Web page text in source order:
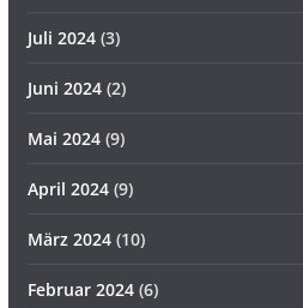
Juli 2024(3)
Juni 2024(2)
Mai 2024(9)
April 2024(9)
März 2024(10)
Februar 2024(6)